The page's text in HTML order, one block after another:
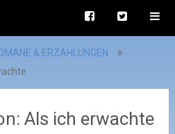
& ERZÄHLUNGEN
Als ich erwachte